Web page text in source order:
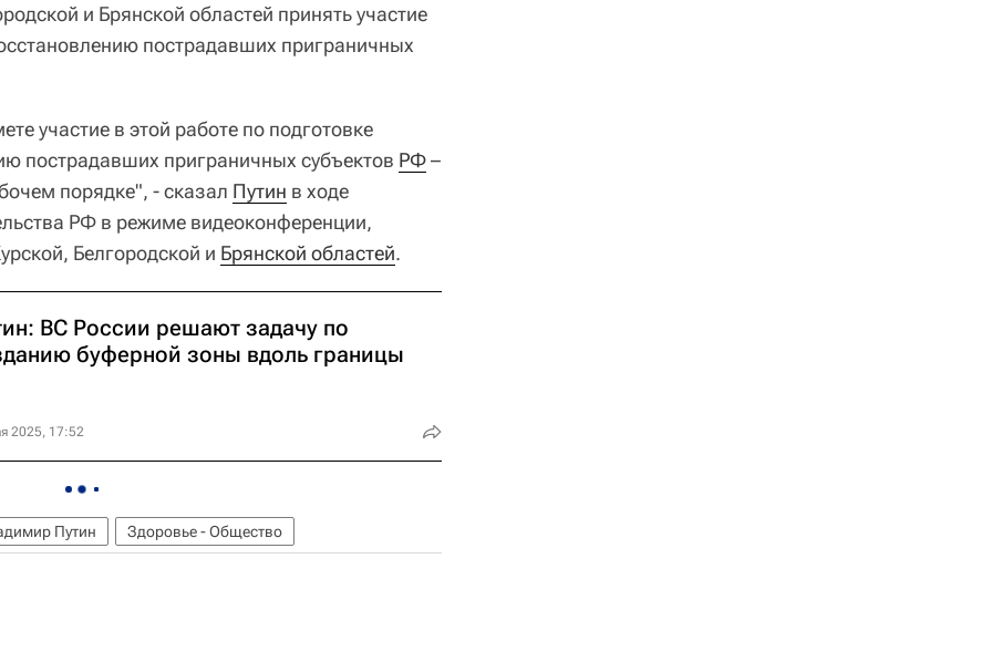
и Брянской областей принять участие
пострадавших приграничных
участие в этой работе по подготовке
пострадавших приграничных субъектов РФ–
порядке", - сказал Путин в ходе
РФ в режиме видеоконференции,
Белгородской и Брянской областей.
ВС России решают задачу по
буферной зоны вдоль границы
2025, 17:52
Путин Здоровье - Общество